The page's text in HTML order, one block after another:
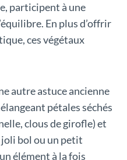
participent à une
En plus d’offrir
ces végétaux
autre astuce ancienne
pétales séchés
clous de girofle) et
joli bol ou un petit
élément à la fois